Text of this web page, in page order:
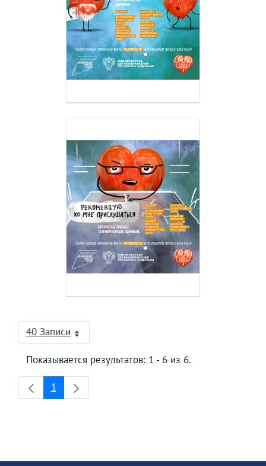
40 ЗаписиНа страницу
Показывается результатов: 1 - 6 из 6.
Страница
1